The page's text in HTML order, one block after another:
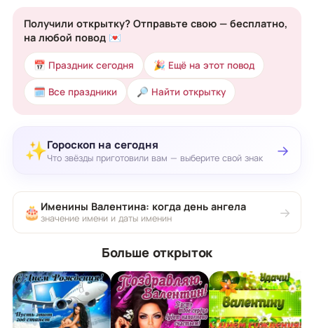
Получили открытку? Отправьте свою — бесплатно,
на любой повод 💌
📅 Праздник сегодня 🎉 Ещё на этот повод
🗓 Все праздники 🔎 Найти открытку
✨Гороскоп на сегодня
Что звёзды приготовили вам — выберите свой знак →
🎂 Именины Валентина: когда день ангела
значение имени и даты именин →
Больше открыток